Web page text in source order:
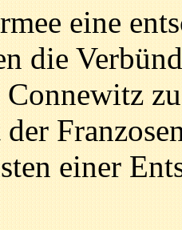
eine
die
Connewitz
einer